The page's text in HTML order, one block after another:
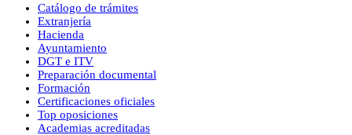
Catálogo de trámites
Extranjería
Hacienda
Ayuntamiento
DGT e ITV
Preparación documental
Formación
Certificaciones oficiales
Top oposiciones
Academias acreditadas